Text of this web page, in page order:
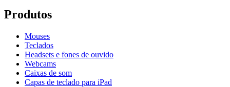
Produtos
Mouses
Teclados
Headsets e fones de ouvido
Webcams
Caixas de som
Capas de teclado para iPad